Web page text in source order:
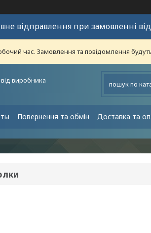
відправлення при замовленні
час. Замовлення та повідомлення
виробника
Повернення та обмін Доставка та